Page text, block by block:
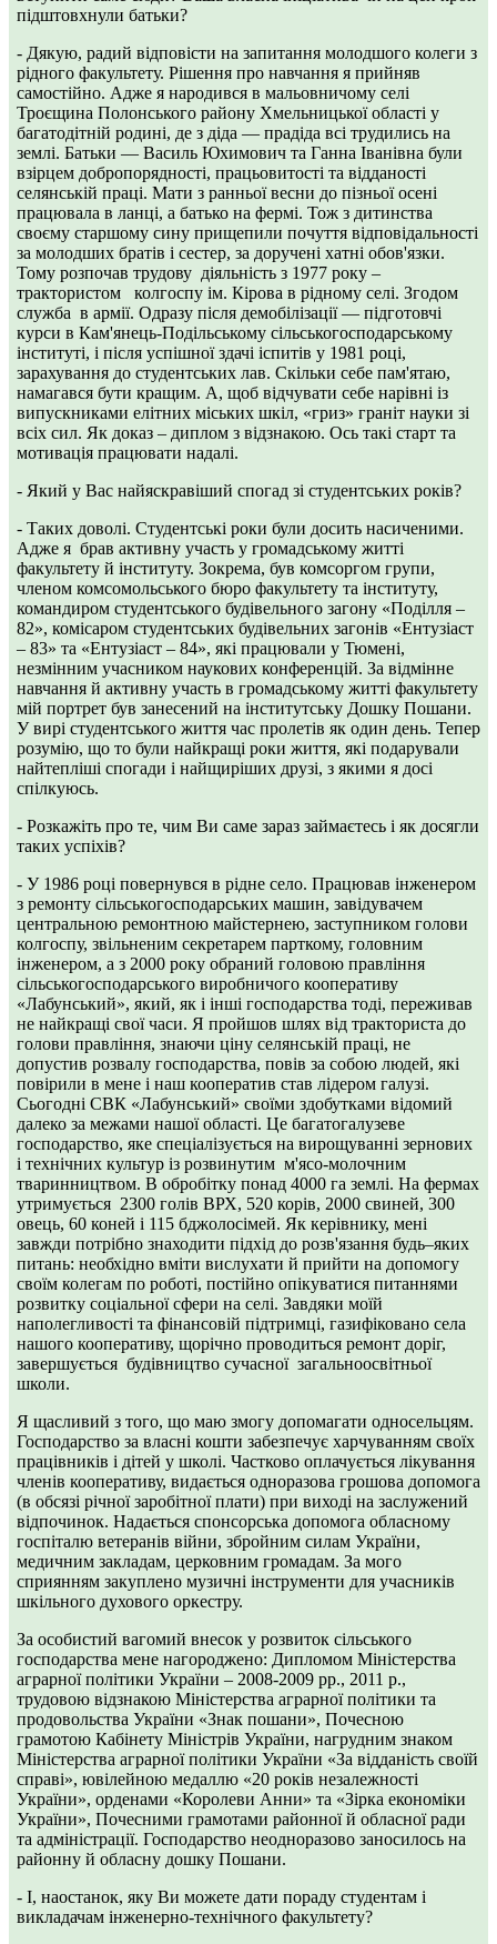
підштовхнули батьки?
- Дякую, радий відповісти на запитання молодшого колеги з
рідного факультету. Рішення про навчання я прийняв
самостійно. Адже я народився в мальовничому селі
Троєщина Полонського району Хмельницької області у
багатодітній родині, де з діда — прадіда всі трудились на
землі. Батьки — Василь Юхимович та Ганна Іванівна були
взірцем добропорядності, працьовитості та відданості
селянській праці. Мати з ранньої весни до пізньої осені
працювала в ланці, а батько на фермі. Тож з дитинства
своєму старшому сину прищепили почуття відповідальності
за молодших братів і сестер, за доручені хатні обов'язки.
Тому розпочав трудову діяльність з 1977 року –
трактористом колгоспу ім. Кірова в рідному селі. Згодом
служба в армії. Одразу після демобілізації — підготовчі
курси в Кам'янець-Подільському сільськогосподарському
інституті, і після успішної здачі іспитів у 1981 році,
зарахування до студентських лав. Скільки себе пам'ятаю,
намагався бути кращим. А, щоб відчувати себе нарівні із
випускниками елітних міських шкіл, «гриз» граніт науки зі
всіх сил. Як доказ – диплом з відзнакою. Ось такі старт та
мотивація працювати надалі.
- Який у Вас найяскравіший спогад зі студентських років?
- Таких доволі. Студентські роки були досить насиченими.
Адже я брав активну участь у громадському житті
факультету й інституту. Зокрема, був комсоргом групи,
членом комсомольського бюро факультету та інституту,
командиром студентського будівельного загону «Поділля –
82», комісаром студентських будівельних загонів «Ентузіаст
– 83» та «Ентузіаст – 84», які працювали у Тюмені,
незмінним учасником наукових конференцій. За відмінне
навчання й активну участь в громадському житті факультету
мій портрет був занесений на інститутську Дошку Пошани.
У вирі студентського життя час пролетів як один день. Тепер
розумію, що то були найкращі роки життя, які подарували
найтепліші спогади і найщиріших друзі, з якими я досі
спілкуюсь.
- Розкажіть про те, чим Ви саме зараз займаєтесь і як досягли
таких успіхів?
- У 1986 році повернувся в рідне село. Працював інженером
з ремонту сільськогосподарських машин, завідувачем
центральною ремонтною майстернею, заступником голови
колгоспу, звільненим секретарем парткому, головним
інженером, а з 2000 року обраний головою правління
сільськогосподарського виробничого кооперативу
«Лабунський», який, як і інші господарства тоді, переживав
не найкращі свої часи. Я пройшов шлях від тракториста до
голови правління, знаючи ціну селянській праці, не
допустив розвалу господарства, повів за собою людей, які
повірили в мене і наш кооператив став лідером галузі.
Сьогодні СВК «Лабунський» своїми здобутками відомий
далеко за межами нашої області. Це багатогалузеве
господарство, яке спеціалізується на вирощуванні зернових
і технічних культур із розвинутим м'ясо-молочним
тваринництвом. В обробітку понад 4000 га землі. На фермах
утримується 2300 голів ВРХ, 520 корів, 2000 свиней, 300
овець, 60 коней і 115 бджолосімей. Як керівнику, мені
завжди потрібно знаходити підхід до розв'язання будь–яких
питань: необхідно вміти вислухати й прийти на допомогу
своїм колегам по роботі, постійно опікуватися питаннями
розвитку соціальної сфери на селі. Завдяки моїй
наполегливості та фінансовій підтримці, газифіковано села
нашого кооперативу, щорічно проводиться ремонт доріг,
завершується будівництво сучасної загальноосвітньої
школи.
Я щасливий з того, що маю змогу допомагати односельцям.
Господарство за власні кошти забезпечує харчуванням своїх
працівників і дітей у школі. Частково оплачується лікування
членів кооперативу, видається одноразова грошова допомога
(в обсязі річної заробітної плати) при виході на заслужений
відпочинок. Надається спонсорська допомога обласному
госпіталю ветеранів війни, збройним силам України,
медичним закладам, церковним громадам. За мого
сприянням закуплено музичні інструменти для учасників
шкільного духового оркестру.
За особистий вагомий внесок у розвиток сільського
господарства мене нагороджено: Дипломом Міністерства
аграрної політики України – 2008-2009 рр., 2011 р.,
трудовою відзнакою Міністерства аграрної політики та
продовольства України «Знак пошани», Почесною
грамотою Кабінету Міністрів України, нагрудним знаком
Міністерства аграрної політики України «За відданість своїй
справі», ювілейною медаллю «20 років незалежності
України», орденами «Королеви Анни» та «Зірка економіки
України», Почесними грамотами районної й обласної ради
та адміністрації. Господарство неодноразово заносилось на
районну й обласну дошку Пошани.
- І, наостанок, яку Ви можете дати пораду студентам і
викладачам інженерно-технічного факультету?